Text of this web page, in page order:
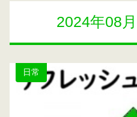
2024年08
日常